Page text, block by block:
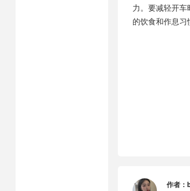
力。要减轻开
的饮食和作息习
作者：